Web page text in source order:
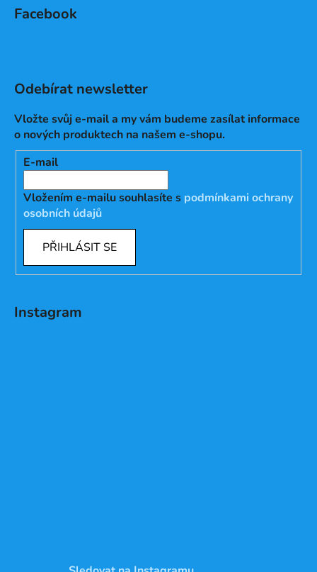
Facebook
Odebírat newsletter
Vložte svůj e-mail a my vám budeme zasílat informace
o nových produktech na našem e-shopu.
E-mail
Vložením e-mailu souhlasíte s podmínkami ochrany
osobních údajů
PŘIHLÁSIT SE
Instagram